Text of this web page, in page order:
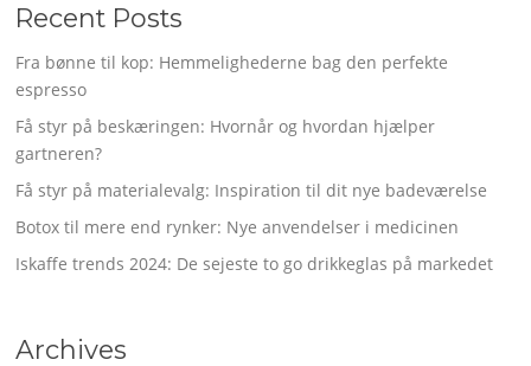
Recent Posts
Fra bønne til kop: Hemmelighederne bag den perfekte
espresso
Få styr på beskæringen: Hvornår og hvordan hjælper
gartneren?
Få styr på materialevalg: Inspiration til dit nye badeværelse
Botox til mere end rynker: Nye anvendelser i medicinen
Iskaffe trends 2024: De sejeste to go drikkeglas på markedet
Archives